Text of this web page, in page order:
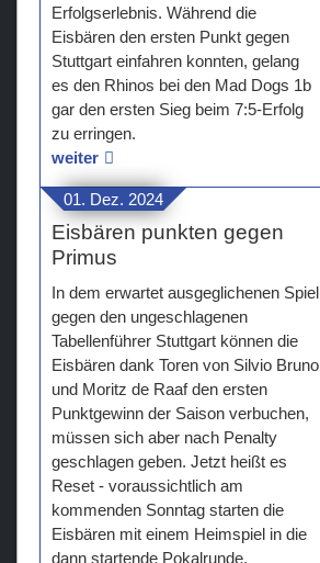
Erfolgserlebnis. Während die
Eisbären den ersten Punkt gegen
Stuttgart einfahren konnten, gelang
es den Rhinos bei den Mad Dogs 1b
gar den ersten Sieg beim 7:5-Erfolg
zu erringen.
weiter
01. Dez. 2024
Eisbären punkten gegen
Primus
In dem erwartet ausgeglichenen Spiel
gegen den ungeschlagenen
Tabellenführer Stuttgart können die
Eisbären dank Toren von Silvio Bruno
und Moritz de Raaf den ersten
Punktgewinn der Saison verbuchen,
müssen sich aber nach Penalty
geschlagen geben. Jetzt heißt es
Reset - voraussichtlich am
kommenden Sonntag starten die
Eisbären mit einem Heimspiel in die
dann startende Pokalrunde.